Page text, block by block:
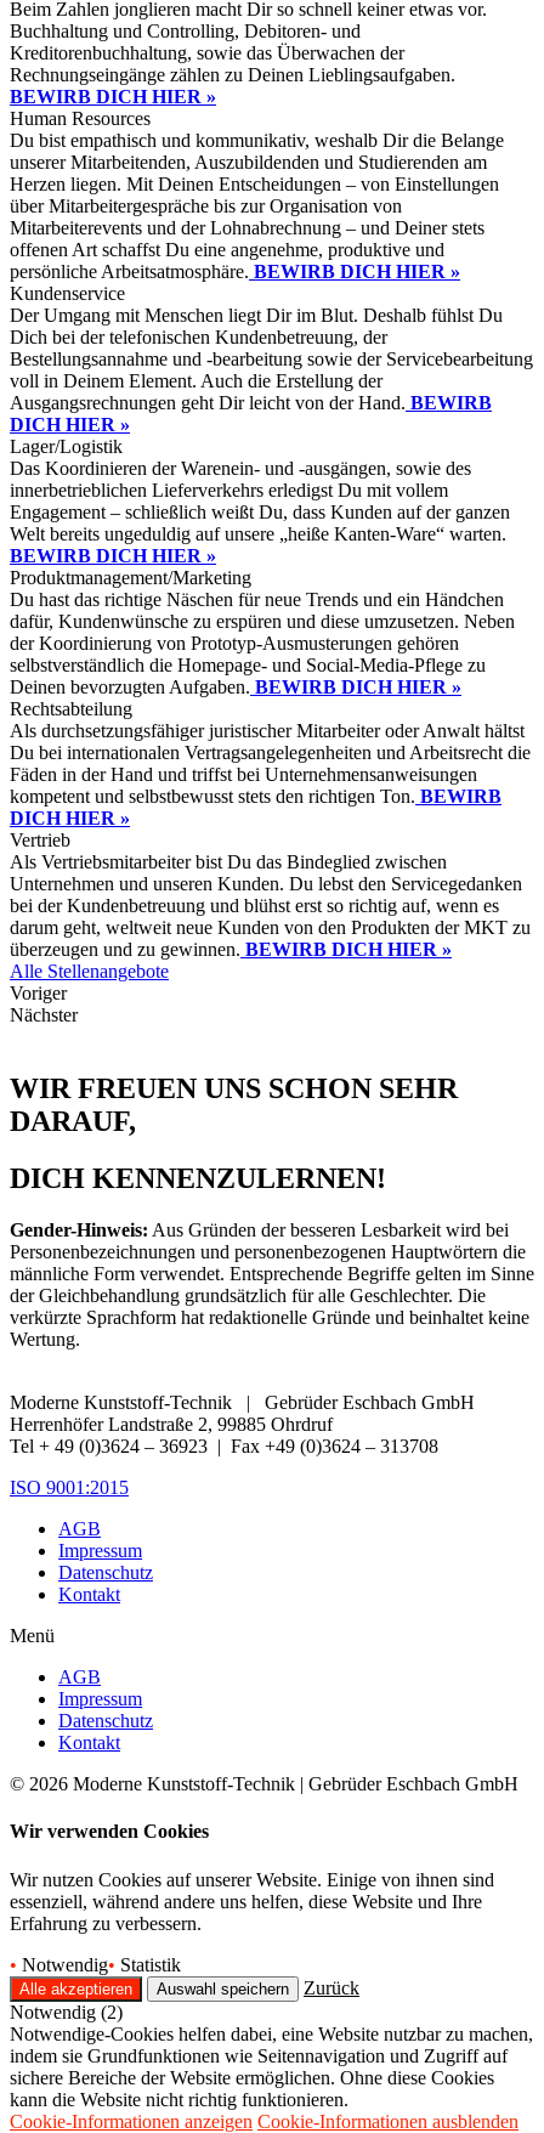
Beim Zahlen jonglieren macht Dir so schnell keiner etwas vor.
Buchhaltung und Controlling, Debitoren- und
Kreditorenbuchhaltung, sowie das Überwachen der
Rechnungseingänge zählen zu Deinen Lieblingsaufgaben.
BEWIRB DICH HIER »
Human Resources
Du bist empathisch und kommunikativ, weshalb Dir die Belange
unserer Mitarbeitenden, Auszubildenden und Studierenden am
Herzen liegen. Mit Deinen Entscheidungen – von Einstellungen
über Mitarbeitergespräche bis zur Organisation von
Mitarbeiterevents und der Lohnabrechnung – und Deiner stets
offenen Art schaffst Du eine angenehme, produktive und
persönliche Arbeitsatmosphäre. BEWIRB DICH HIER »
Kundenservice
Der Umgang mit Menschen liegt Dir im Blut. Deshalb fühlst Du
Dich bei der telefonischen Kundenbetreuung, der
Bestellungsannahme und -bearbeitung sowie der Servicebearbeitung
voll in Deinem Element. Auch die Erstellung der
Ausgangsrechnungen geht Dir leicht von der Hand. BEWIRB
DICH HIER »
Lager/Logistik
Das Koordinieren der Warenein- und -ausgängen, sowie des
innerbetrieblichen Lieferverkehrs erledigst Du mit vollem
Engagement – schließlich weißt Du, dass Kunden auf der ganzen
Welt bereits ungeduldig auf unsere „heiße Kanten-Ware“ warten.
BEWIRB DICH HIER »
Produktmanagement/Marketing
Du hast das richtige Näschen für neue Trends und ein Händchen
dafür, Kundenwünsche zu erspüren und diese umzusetzen. Neben
der Koordinierung von Prototyp-Ausmusterungen gehören
selbstverständlich die Homepage- und Social-Media-Pflege zu
Deinen bevorzugten Aufgaben. BEWIRB DICH HIER »
Rechtsabteilung
Als durchsetzungsfähiger juristischer Mitarbeiter oder Anwalt hältst
Du bei internationalen Vertragsangelegenheiten und Arbeitsrecht die
Fäden in der Hand und triffst bei Unternehmensanweisungen
kompetent und selbstbewusst stets den richtigen Ton. BEWIRB
DICH HIER »
Vertrieb
Als Vertriebsmitarbeiter bist Du das Bindeglied zwischen
Unternehmen und unseren Kunden. Du lebst den Servicegedanken
bei der Kundenbetreuung und blühst erst so richtig auf, wenn es
darum geht, weltweit neue Kunden von den Produkten der MKT zu
überzeugen und zu gewinnen. BEWIRB DICH HIER »
Alle Stellenangebote
Voriger
Nächster
WIR FREUEN UNS SCHON SEHR
DARAUF,
DICH KENNENZULERNEN!
Gender-Hinweis: Aus Gründen der besseren Lesbarkeit wird bei
Personenbezeichnungen und personenbezogenen Hauptwörtern die
männliche Form verwendet. Entsprechende Begriffe gelten im Sinne
der Gleichbehandlung grundsätzlich für alle Geschlechter. Die
verkürzte Sprachform hat redaktionelle Gründe und beinhaltet keine
Wertung.
Moderne Kunststoff-Technik | Gebrüder Eschbach GmbH
Herrenhöfer Landstraße 2, 99885 Ohrdruf
Tel + 49 (0)3624 – 36923 | Fax +49 (0)3624 – 313708
ISO 9001:2015
AGB
Impressum
Datenschutz
Kontakt
Menü
AGB
Impressum
Datenschutz
Kontakt
© 2026 Moderne Kunststoff-Technik | Gebrüder Eschbach GmbH
Wir verwenden Cookies
Wir nutzen Cookies auf unserer Website. Einige von ihnen sind
essenziell, während andere uns helfen, diese Website und Ihre
Erfahrung zu verbessern.
• Notwendig• Statistik
Zurück
Notwendig (2)
Notwendige-Cookies helfen dabei, eine Website nutzbar zu machen,
indem sie Grundfunktionen wie Seitennavigation und Zugriff auf
sichere Bereiche der Website ermöglichen. Ohne diese Cookies
kann die Website nicht richtig funktionieren.
Cookie-Informationen anzeigen Cookie-Informationen ausblenden